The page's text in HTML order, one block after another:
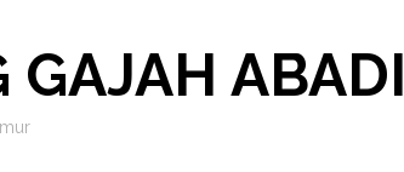
GAJAH ABADI